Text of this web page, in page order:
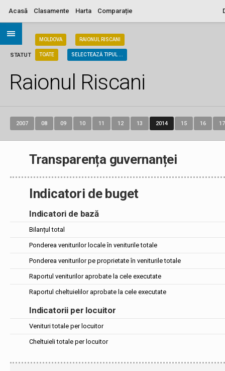
Acasă Clasamente Harta Comparație
STATUT
MOLDOVA RAIONUL RISCANI
TOATE SELECTEAZĂ TIPUL ...
Raionul Riscani
2007 08 09 10 11 12 13 2014 15 16 17
Transparența guvernanței
Indicatori de buget
Indicatori de bază
Bilanțul total
Ponderea veniturilor locale în veniturile totale
Ponderea veniturilor pe proprietate în veniturile totale
Raportul veniturilor aprobate la cele executate
Raportul cheltuielilor aprobate la cele executate
Indicatorii per locuitor
Venituri totale per locuitor
Cheltuieli totale per locuitor